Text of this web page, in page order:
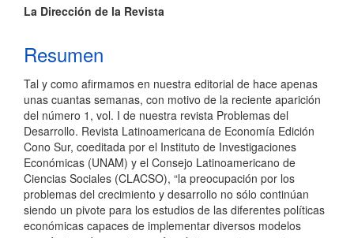
Contenido
principal
del
artículo
La Dirección de la Revista
Resumen
Tal y como afirmamos en nuestra editorial de hace apenas
unas cuantas semanas, con motivo de la reciente aparición
del número 1, vol. I de nuestra revista Problemas del
Desarrollo. Revista Latinoamericana de Economía Edición
Cono Sur, coeditada por el Instituto de Investigaciones
Económicas (UNAM) y el Consejo Latinoamericano de
Ciencias Sociales (CLACSO), “la preocupación por los
problemas del crecimiento y desarrollo no sólo continúan
siendo un pivote para los estudios de las diferentes políticas
económicas capaces de implementar diversos modelos